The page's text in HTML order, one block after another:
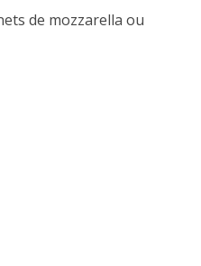
de mozzarella ou